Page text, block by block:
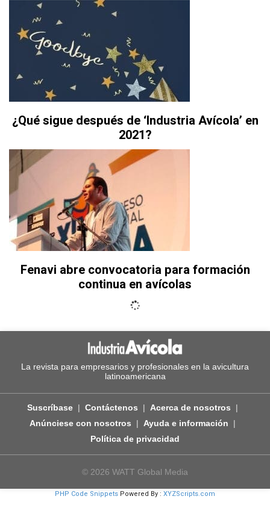
¿Qué sigue después de ‘Industria Avícola’ en
2021?
Fenavi abre convocatoria para formación
continua en avícolas
La revista para empresarios y profesionales en la avicultura
latinoamericana
Suscríbase Contáctenos
Acerca de nosotros
Anúnciese con nosotros
Ayuda e información
Política de privacidad
© 2026 WATT Global Media
PHP Code Snippets Powered By : XYZScripts.com